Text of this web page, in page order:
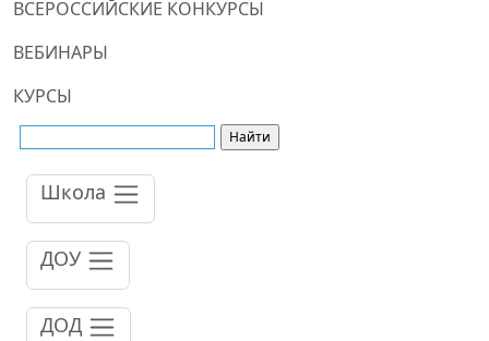
ВСЕРОССИЙСКИЕ КОНКУРСЫ
ВЕБИНАРЫ
КУРСЫ
Школа
ДОУ
ДОД